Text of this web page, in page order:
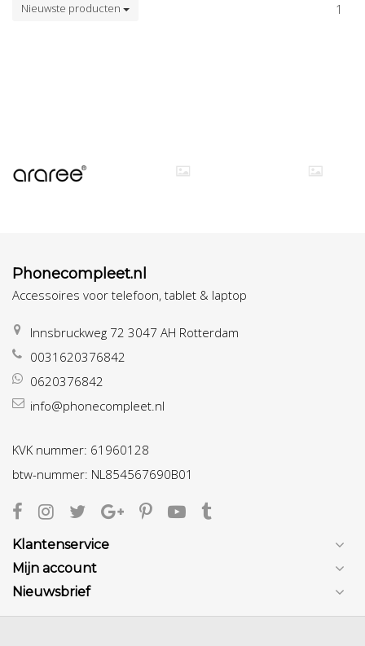
Nieuwste producten 1
Phonecompleet.nl
Accessoires voor telefoon, tablet & laptop
Innsbruckweg 72 3047 AH Rotterdam
0031620376842
0620376842
info@phonecompleet.nl
KVK nummer: 61960128
btw-nummer: NL854567690B01
Klantenservice
Mijn account
Nieuwsbrief